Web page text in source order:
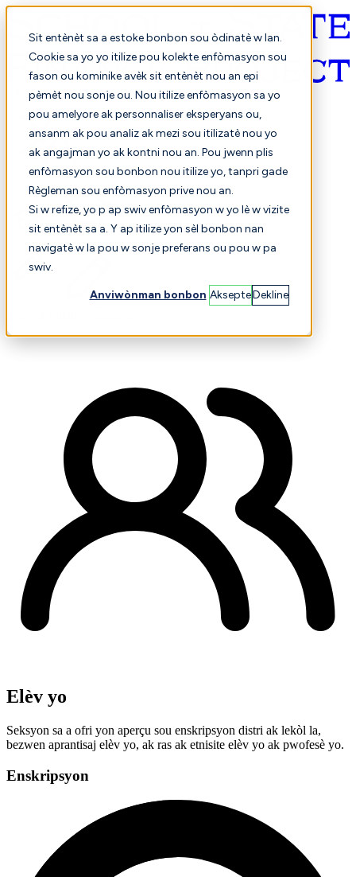
Sit entènèt sa a estoke bonbon sou òdinatè w lan.
Cookie sa yo yo itilize pou kolekte enfòmasyon sou
fason ou kominike avèk sit entènèt nou an epi
pèmèt nou sonje ou. Nou itilize enfòmasyon sa yo
pou amelyore ak personnaliser eksperyans ou,
ansanm ak pou analiz ak mezi sou itilizatè nou yo
ak angajman yo ak kontni nou an. Pou jwenn plis
enfòmasyon sou bonbon nou itilize yo, tanpri gade
Règleman sou enfòmasyon prive nou an.
Si w refize, yo p ap swiv enfòmasyon w yo lè w vizite
sit entènèt sa a. Y ap itilize yon sèl bonbon nan
navigatè w la pou w sonje preferans ou pou w pa
swiv.
Anviwònman bonbon AksepteDekline
Kreyòl ayisyen
Konparezon
Elèv yo
Seksyon sa a ofri yon aperçu sou enskripsyon distri ak lekòl la,
bezwen aprantisaj elèv yo, ak ras ak etnisite elèv yo ak pwofesè yo.
Enskripsyon